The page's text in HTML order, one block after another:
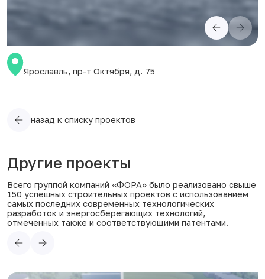
Ярославль, пр-т Октября, д. 75
назад к списку проектов
Другие проекты
Всего группой компаний «ФОРА» было реализовано свыше
150 успешных строительных проектов с использованием
самых последних современных технологических
разработок и энергосберегающих технологий,
отмеченных также и соответствующими патентами.